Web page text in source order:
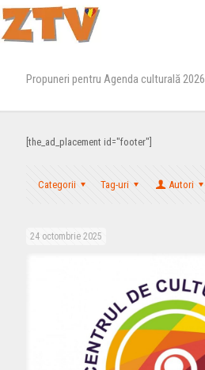
Propuneri pentru Agenda culturală 2026
[the_ad_placement id="footer"]
Categorii Tag-uri Autori
24 octombrie 2025